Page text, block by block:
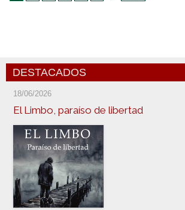
DESTACADOS
18/06/2026
El Limbo, paraíso de libertad